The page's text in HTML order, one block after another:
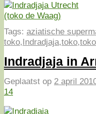
Tags: aziatische
toko,Indradjaja,toko,
Indradjaja in
Geplaatst op 2 april
14